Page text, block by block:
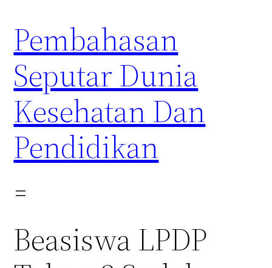
content
Pembahasan
Seputar Dunia
Kesehatan Dan
Pendidikan
Beasiswa LPDP